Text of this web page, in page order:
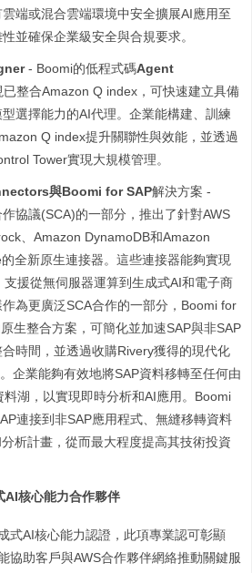
端或混合雲端環境中安全擴展AI應用至
並確保企業級安全與合規要求。
- Boomi的低程式碼Agent
整合Amazon Q index​​，可快速建立具備
選擇能力的AI代理。企業能構建、訓練
Q index提升關聯性與效能，並透過
Tower實現大規模管理。
與Boomi for SAP解決方案​ -
協議(SCA)的一部分，推出了針對AWS
、Amazon DynamoDB和Amazon
全新原生連接器。這些連接器能夠實現
支援從無伺服器運算到生成式AI和電子商
為更廣泛SCA合作的一部分，Boomi for
生整合方案，可簡化並加速SAP與非SAP
時間，並透過收購Rivery獲得的現代化
企業能夠有效地將SAP資料移轉至任何由
料湖，以實現即時分析和AI應用。​Boomi
連接到非SAP應用程式、無縫移轉資料
析計畫，從而最大程度提高其技術投資
AI核心能力合作夥伴
式AI核心能力認證，此項專業認可彰顯
協助客戶與AWS合作夥伴網絡推動關鍵服